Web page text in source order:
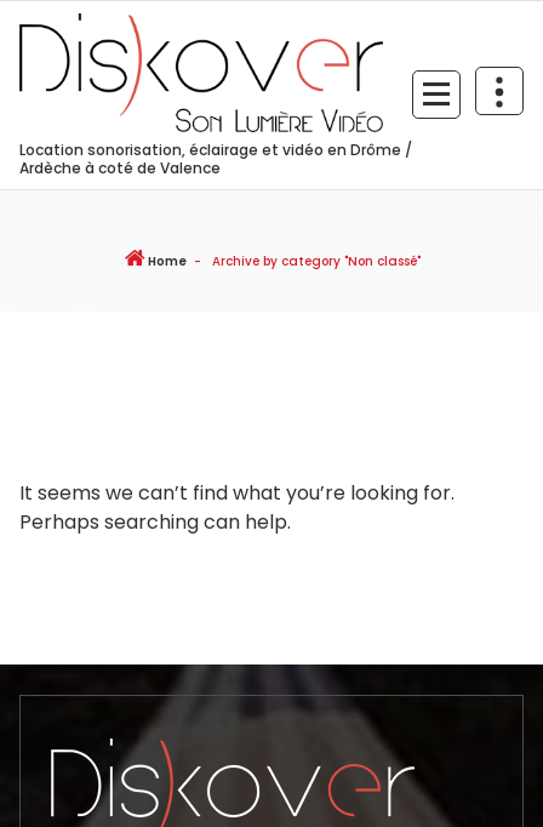
content
Location sonorisation, éclairage et vidéo en Drôme /
Ardèche à coté de Valence
Home - Archive by category "Non classé"
It seems we can’t find what you’re looking for.
Perhaps searching can help.